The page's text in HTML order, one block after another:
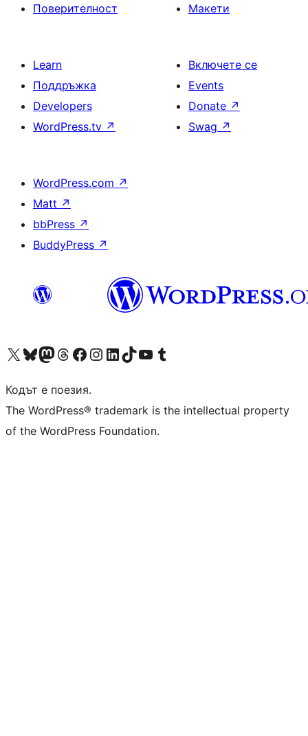
Поверителност
Макети
Learn
Поддръжка
Developers
WordPress.tv ↗
Включете се
Events
Donate ↗
Swag ↗
WordPress.com ↗
Matt ↗
bbPress ↗
BuddyPress ↗
Visit our X (formerly Twitter) account
Visit our Bluesky account
Visit our Mastodon account
Visit our Threads account
Посетете нашата страница във Facebook
Посетете нашия профил в Instagram
Посетете нашия профил в LinkedIn
Visit our TikTok account
Visit our YouTube channel
Visit our Tumblr account
Кодът е поезия.
The WordPress® trademark is the intellectual property
of the WordPress Foundation.